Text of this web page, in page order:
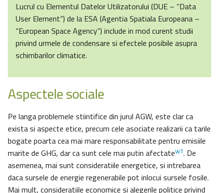
Lucrul cu Elementul Datelor Utilizatorului (DUE – “Data
User Element”) de la ESA (Agentia Spatiala Europeana –
“European Space Agency”) include in mod curent studii
privind urmele de condensare si efectele posibile asupra
schimbarilor climatice.
Aspectele sociale
Pe langa problemele stiintifice din jurul AGW, este clar ca
exista si aspecte etice, precum cele asociate realizarii ca tarile
bogate poarta cea mai mare responsabilitate pentru emisiile
marite de GHG, dar ca sunt cele mai putin afectatew1. De
asemenea, mai sunt consideratiile energetice, si intrebarea
daca sursele de energie regenerabile pot inlocui sursele fosile.
Mai mult, consideratiile economice si alegerile politice privind